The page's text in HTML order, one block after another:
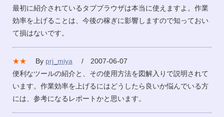
最初に紹介されているタブブラウザは本当に使えますよ。作業
効率を上げることは、今後の稼ぎに影響しますので知っておい
て損はないです。
★★ By prj_miya
/ 2007-06-07
便利なツールの紹介と、その使用方法を図解入りで説明されて
います。作業効率を上げるにはどうしたら良いか悩んでいる方
には、参考になるレポートかと思います。